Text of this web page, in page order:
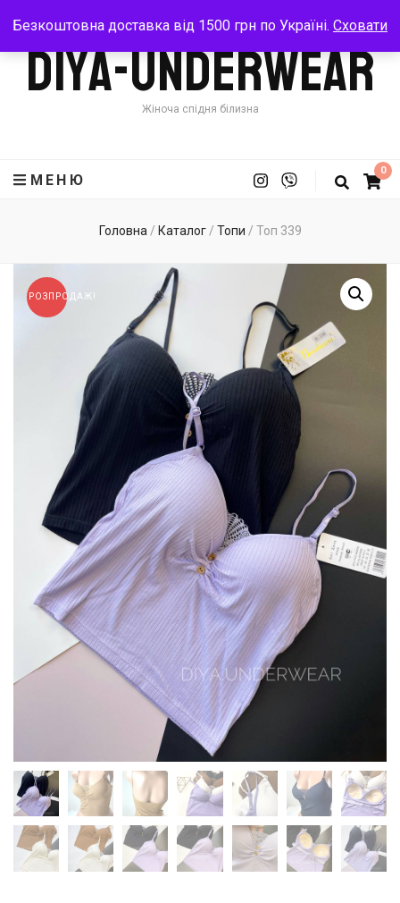
Безкоштовна доставка від 1500 грн по Україні. Сховати
Diya-Underwear
Жіноча спідня білизна
МЕНЮ
0
Головна / Каталог / Топи / Топ 339
РОЗПРОДАЖ!